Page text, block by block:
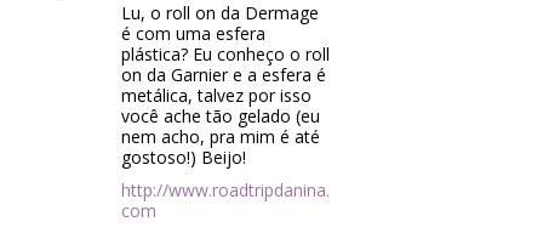
Lu, o roll on da Dermage
é com uma esfera
plástica? Eu conheço o roll
on da Garnier e a esfera é
metálica, talvez por isso
você ache tão gelado (eu
nem acho, pra mim é até
gostoso!) Beijo!
http://www.roadtripdanina.
com